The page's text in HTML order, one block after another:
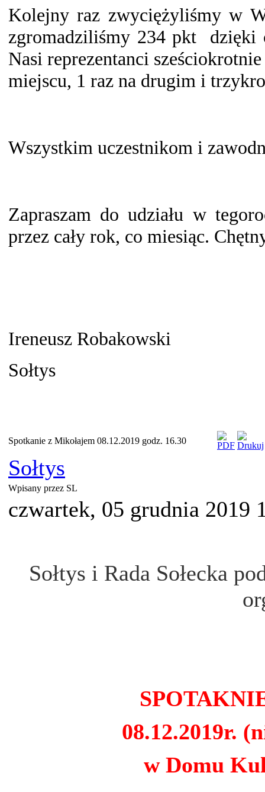
Kolejny raz zwyciężyliśmy w
zgromadziliśmy 234 pkt dzięki
Nasi reprezentanci
miejscu, 1 raz na drugim i
Wszystkim uczestnikom i
Zapraszam do udziału w
przez cały rok, co miesiąc.
Ireneusz Robakowski
Sołtys
Spotkanie z Mikołajem 08.12.2019 godz. 16.30
Sołtys
Wpisany przez SL
czwartek, 05 grudnia 2019
Sołtys i Rada Sołecka
08.12.2019r.
w Domu